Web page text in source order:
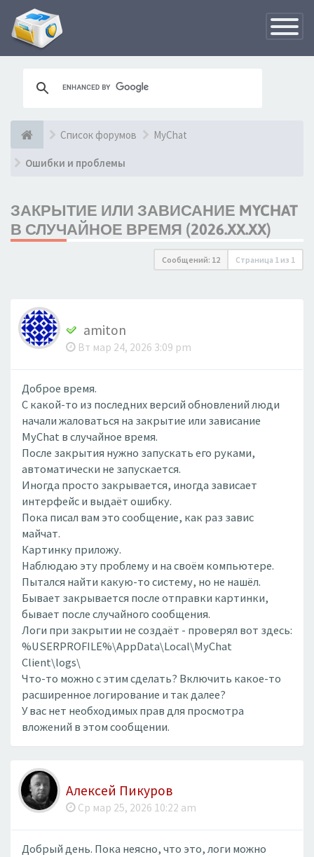
Список форумов MyChat
Ошибки и проблемы
ЗАКРЫТИЕ ИЛИ ЗАВИСАНИЕ MYCHAT
В СЛУЧАЙНОЕ ВРЕМЯ (2026.XX.XX)
Сообщений: 12 Страница 1 из 1
amiton
Вт мар 24, 2026 3:09 pm
Доброе время.
С какой-то из последних версий обновлений люди
начали жаловаться на закрытие или зависание
MyChat в случайное время.
После закрытия нужно запускать его руками,
автоматически не запускается.
Иногда просто закрывается, иногда зависает
интерфейс и выдаёт ошибку.
Пока писал вам это сообщение, как раз завис
майчат.
Картинку приложу.
Наблюдаю эту проблему и на своём компьютере.
Пытался найти какую-то систему, но не нашёл.
Бывает закрывается после отправки картинки,
бывает после случайного сообщения.
Логи при закрытии не создаёт - проверял вот здесь:
%USERPROFILE%\AppData\Local\MyChat
Client\logs\
Что-то можно с этим сделать? Включить какое-то
расширенное логирование и так далее?
У вас нет необходимых прав для просмотра
вложений в этом сообщении.
Алексей Пикуров
Ср мар 25, 2026 10:22 am
Добрый день. Пока неясно, что это, логи можно